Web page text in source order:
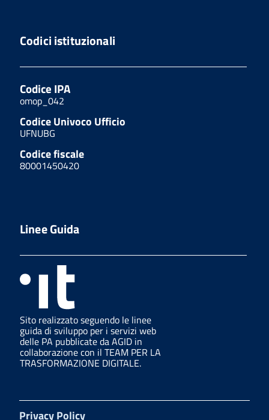
Codici istituzionali
Codice IPA
omop_042
Codice Univoco Ufficio
UFNUBG
Codice fiscale
80001450420
Linee Guida
Sito realizzato seguendo le linee
guida di sviluppo per i servizi web
delle PA pubblicate da AGID in
collaborazione con il TEAM PER LA
TRASFORMAZIONE DIGITALE.
Privacy Policy